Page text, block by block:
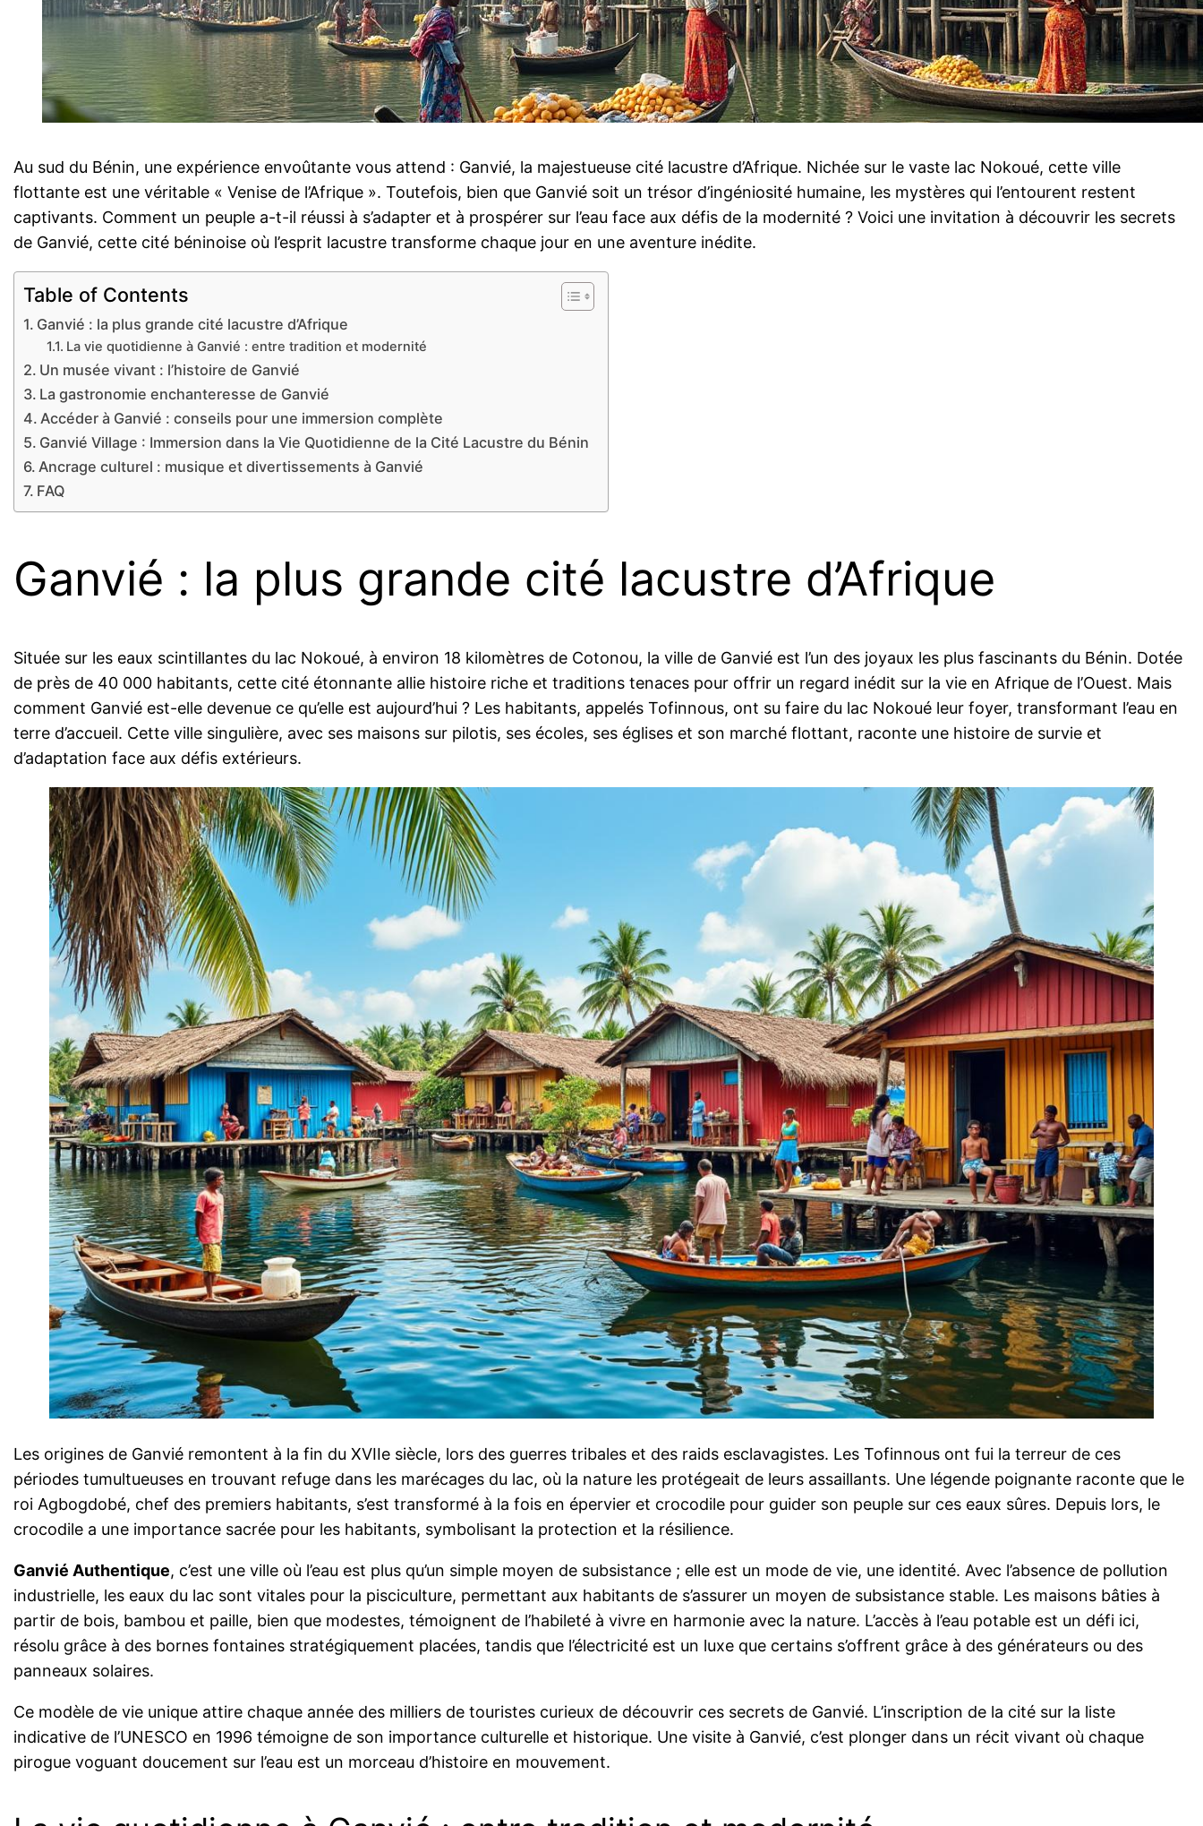
Au sud du Bénin, une expérience envoûtante vous attend : Ganvié, la majestueuse cité lacustre d’Afrique. Nichée sur le vaste lac Nokoué, cette ville
flottante est une véritable « Venise de l’Afrique ». Toutefois, bien que Ganvié soit un trésor d’ingéniosité humaine, les mystères qui l’entourent restent
captivants. Comment un peuple a-t-il réussi à s’adapter et à prospérer sur l’eau face aux défis de la modernité ? Voici une invitation à découvrir les secrets
de Ganvié, cette cité béninoise où l’esprit lacustre transforme chaque jour en une aventure inédite.
Table of Contents
Ganvié : la plus grande cité lacustre d’Afrique
La vie quotidienne à Ganvié : entre tradition et modernité
Un musée vivant : l’histoire de Ganvié
La gastronomie enchanteresse de Ganvié
Accéder à Ganvié : conseils pour une immersion complète
Ganvié Village : Immersion dans la Vie Quotidienne de la Cité Lacustre du Bénin
Ancrage culturel : musique et divertissements à Ganvié
FAQ
Ganvié : la plus grande cité lacustre d’Afrique
Située sur les eaux scintillantes du lac Nokoué, à environ 18 kilomètres de Cotonou, la ville de Ganvié est l’un des joyaux les plus fascinants du Bénin. Dotée
de près de 40 000 habitants, cette cité étonnante allie histoire riche et traditions tenaces pour offrir un regard inédit sur la vie en Afrique de l’Ouest. Mais
comment Ganvié est-elle devenue ce qu’elle est aujourd’hui ? Les habitants, appelés Tofinnous, ont su faire du lac Nokoué leur foyer, transformant l’eau en
terre d’accueil. Cette ville singulière, avec ses maisons sur pilotis, ses écoles, ses églises et son marché flottant, raconte une histoire de survie et
d’adaptation face aux défis extérieurs.
Les origines de Ganvié remontent à la fin du XVIIe siècle, lors des guerres tribales et des raids esclavagistes. Les Tofinnous ont fui la terreur de ces
périodes tumultueuses en trouvant refuge dans les marécages du lac, où la nature les protégeait de leurs assaillants. Une légende poignante raconte que le
roi Agbogdobé, chef des premiers habitants, s’est transformé à la fois en épervier et crocodile pour guider son peuple sur ces eaux sûres. Depuis lors, le
crocodile a une importance sacrée pour les habitants, symbolisant la protection et la résilience.
Ganvié Authentique, c’est une ville où l’eau est plus qu’un simple moyen de subsistance ; elle est un mode de vie, une identité. Avec l’absence de pollution
industrielle, les eaux du lac sont vitales pour la pisciculture, permettant aux habitants de s’assurer un moyen de subsistance stable. Les maisons bâties à
partir de bois, bambou et paille, bien que modestes, témoignent de l’habileté à vivre en harmonie avec la nature. L’accès à l’eau potable est un défi ici,
résolu grâce à des bornes fontaines stratégiquement placées, tandis que l’électricité est un luxe que certains s’offrent grâce à des générateurs ou des
panneaux solaires.
Ce modèle de vie unique attire chaque année des milliers de touristes curieux de découvrir ces secrets de Ganvié. L’inscription de la cité sur la liste
indicative de l’UNESCO en 1996 témoigne de son importance culturelle et historique. Une visite à Ganvié, c’est plonger dans un récit vivant où chaque
pirogue voguant doucement sur l’eau est un morceau d’histoire en mouvement.